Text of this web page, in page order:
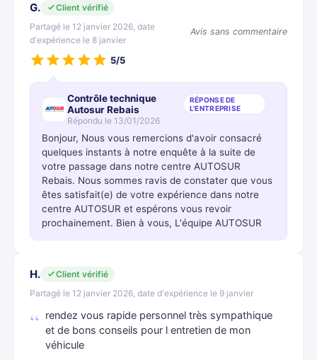
G.
Client vérifié
Partagé le 12 janvier 2026, date
d'expérience le 8 janvier
Avis sans commentaire
5/5
Contrôle technique
Autosur Rebais
RÉPONSE DE
L'ENTREPRISE
Répondu le 13/01/2026
Bonjour, Nous vous remercions d'avoir consacré
quelques instants à notre enquête à la suite de
votre passage dans notre centre AUTOSUR
Rebais. Nous sommes ravis de constater que vous
êtes satisfait(e) de votre expérience dans notre
centre AUTOSUR et espérons vous revoir
prochainement. Bien à vous, L'équipe AUTOSUR
H.
Client vérifié
Partagé le 12 janvier 2026, date d'expérience le 9 janvier
rendez vous rapide personnel très sympathique
et de bons conseils pour l entretien de mon
véhicule